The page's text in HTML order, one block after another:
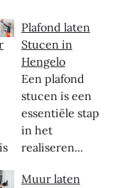
Plafond laten
Stucen in
Hengelo
Een plafond
stucen is een
essentiële stap
in het
realiseren...
Muur laten